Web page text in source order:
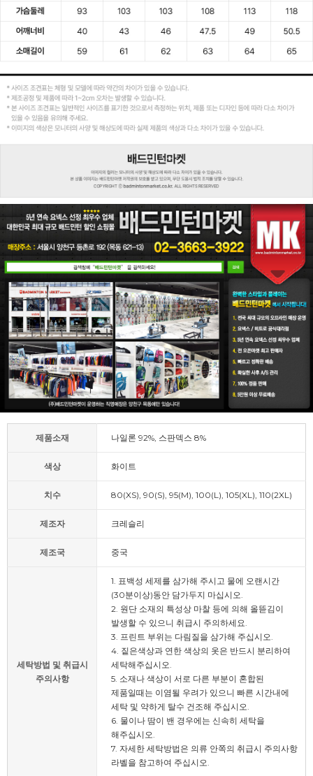
제품소재 나일론 92%, 스판덱스 8%
색상 화이트
치수 80(XS), 90(S), 95(M), 100(L), 105(XL), 110(2XL)
제조자 크레슬리
제조국 중국
세탁방법 및 취급시
주의사항
1. 표백성 세제를 삼가해 주시고 물에 오랜시간
(30분이상)동안 담가두지 마십시오.
2. 원단 소재의 특성상 마찰 등에 의해 올뜯김이
발생할 수 있으니 취급시 주의하세요.
3. 프린트 부위는 다림질을 삼가해 주십시오.
4. 짙은색상과 연한 색상의 옷은 반드시 분리하여
세탁해주십시오.
5. 소재나 색상이 서로 다른 부분이 혼합된
제품일때는 이염될 우려가 있으니 빠른 시간내에
세탁 및 약하게 탈수 건조해 주십시오.
6. 물이나 땀이 밴 경우에는 신속히 세탁을
해주십시오.
7. 자세한 세탁방법은 의류 안쪽의 취급시 주의사항
라벨을 참고하여 주십시오.